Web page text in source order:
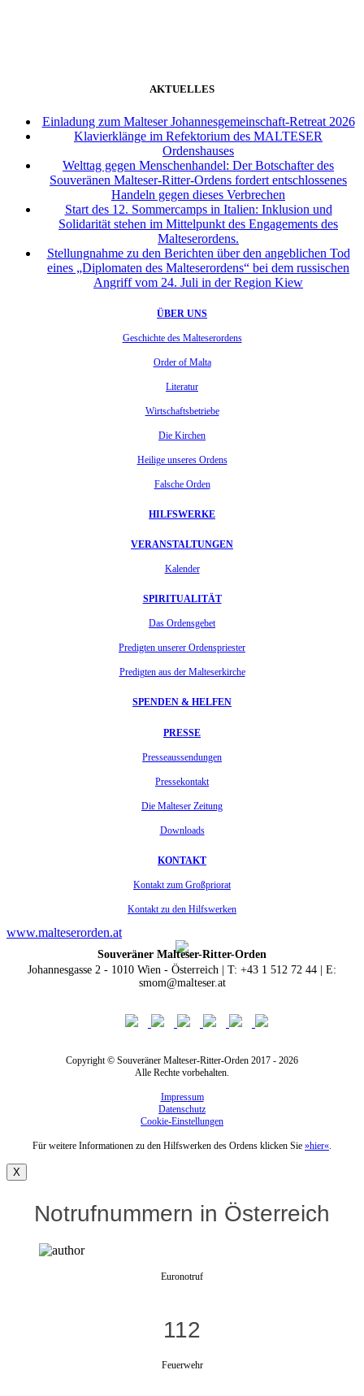
AKTUELLES
Einladung zum Malteser Johannesgemeinschaft-Retreat 2026
Klavierklänge im Refektorium des MALTESER
Ordenshauses
Welttag gegen Menschenhandel: Der Botschafter des
Souveränen Malteser-Ritter-Ordens fordert entschlossenes
Handeln gegen dieses Verbrechen
Start des 12. Sommercamps in Italien: Inklusion und
Solidarität stehen im Mittelpunkt des Engagements des
Malteserordens.
Stellungnahme zu den Berichten über den angeblichen Tod
eines „Diplomaten des Malteserordens“ bei dem russischen
Angriff vom 24. Juli in der Region Kiew
ÜBER UNS
Geschichte des Malteserordens
Order of Malta
Literatur
Wirtschaftsbetriebe
Die Kirchen
Heilige unseres Ordens
Falsche Orden
HILFSWERKE
VERANSTALTUNGEN
Kalender
SPIRITUALITÄT
Das Ordensgebet
Predigten unserer Ordenspriester
Predigten aus der Malteserkirche
SPENDEN & HELFEN
PRESSE
Presseaussendungen
Pressekontakt
Die Malteser Zeitung
Downloads
KONTAKT
Kontakt zum Großpriorat
Kontakt zu den Hilfswerken
www.malteserorden.at
Souveräner Malteser-Ritter-Orden
Johannesgasse 2 - 1010 Wien - Österreich | T: +43 1 512 72 44 | E:
smom@malteser.at
Copyright © Souveräner Malteser-Ritter-Orden 2017 - 2026
Alle Rechte vorbehalten.
Impressum
Datenschutz
Cookie-Einstellungen
Für weitere Informationen zu den Hilfswerken des Ordens klicken Sie »hier«.
X
Notrufnummern in Österreich
Euronotruf
112
Feuerwehr